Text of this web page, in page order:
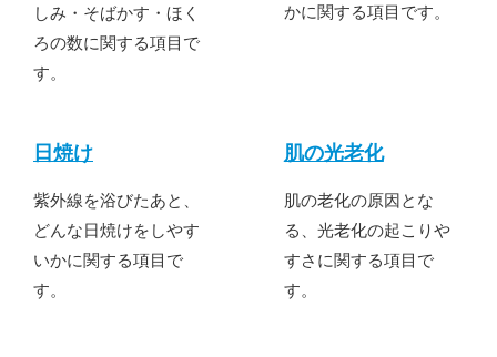
しみ・そばかす・ほく
ろの数に関する項目で
す。
かに関する項目です。
日焼け
紫外線を浴びたあと、
どんな日焼けをしやす
いかに関する項目で
す。
肌の光老化
肌の老化の原因とな
る、光老化の起こりや
すさに関する項目で
す。